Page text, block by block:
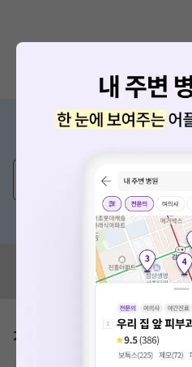
증상/치료, 궁금
💬 무엇이든 물어보세요
혹은, 의료상담 서비스에
혹시 잘못된 병원정보가 있나요
모두닥 팀에 알려주세요!
가격표